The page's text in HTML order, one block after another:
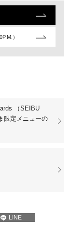
）
（SEIBU
限定メニューの
LINE